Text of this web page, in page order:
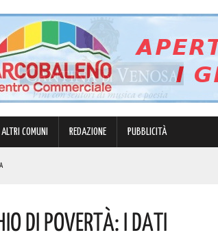
ALTRI COMUNI REDAZIONE PUBBLICITÀ
Di Povertà: I Dati